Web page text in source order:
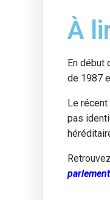
À
En début
de 1987
Le
pas